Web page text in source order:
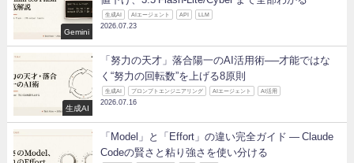
Gemini
生成AI AIエージェント API LLM
2026.07.23
生成AI
「努力の天才」落合陽一のAI活用術──才能ではな
く“努力の回転数”を上げる8原則
生成AI プロンプトエンジニアリング AIエージェント AI活用
2026.07.16
「Model」と「Effort」の違い完全ガイド ― Claude
Codeの賢さと粘り強さを使い分ける